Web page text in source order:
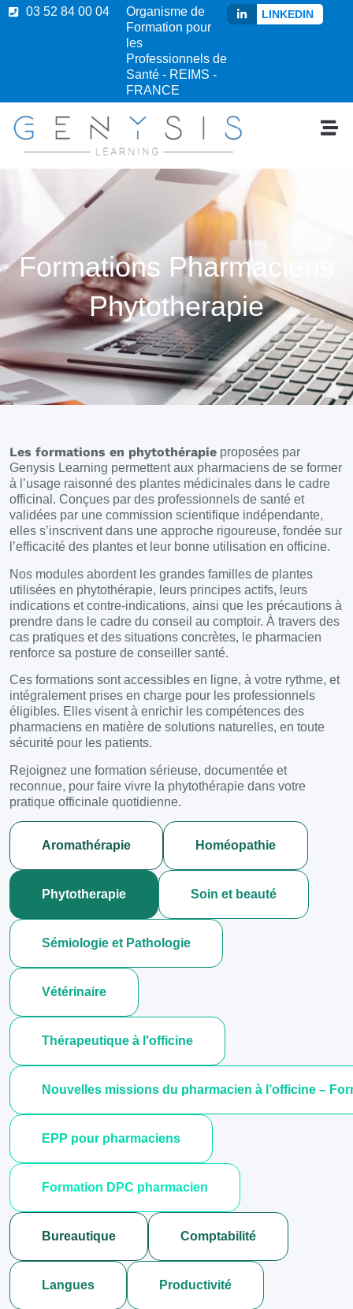
03 52 84 00 04
Organisme de
Formation pour
les
Professionnels de
Santé - REIMS -
FRANCE
LINKEDIN
Formations Pharmaciens
Phytotherapie
Les formations en phytothérapie proposées par
Genysis Learning permettent aux pharmaciens de se former
à l’usage raisonné des plantes médicinales dans le cadre
officinal. Conçues par des professionnels de santé et
validées par une commission scientifique indépendante,
elles s’inscrivent dans une approche rigoureuse, fondée sur
l’efficacité des plantes et leur bonne utilisation en officine.
Nos modules abordent les grandes familles de plantes
utilisées en phytothérapie, leurs principes actifs, leurs
indications et contre-indications, ainsi que les précautions à
prendre dans le cadre du conseil au comptoir. À travers des
cas pratiques et des situations concrètes, le pharmacien
renforce sa posture de conseiller santé.
Ces formations sont accessibles en ligne, à votre rythme, et
intégralement prises en charge pour les professionnels
éligibles. Elles visent à enrichir les compétences des
pharmaciens en matière de solutions naturelles, en toute
sécurité pour les patients.
Rejoignez une formation sérieuse, documentée et
reconnue, pour faire vivre la phytothérapie dans votre
pratique officinale quotidienne.
Aromathérapie Homéopathie
Phytotherapie Soin et beauté
Sémiologie et Pathologie
Vétérinaire
Thérapeutique à l'officine
Nouvelles missions du pharmacien à l’officine –
EPP pour pharmaciens
Formation DPC pharmacien
Bureautique Comptabilité
Langues Productivité